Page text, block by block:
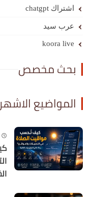
اشتراك chatgpt
عرب سيد
koora live
بحث مخصص
المواضيع الاشهر
يوليو